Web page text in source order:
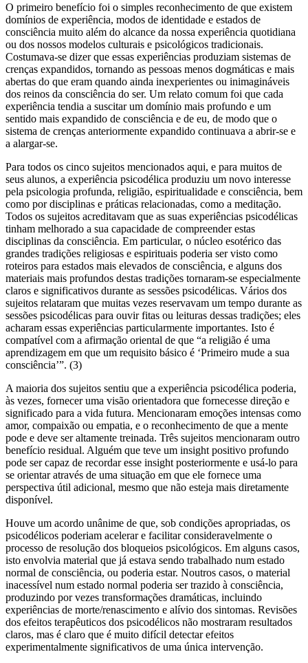
O primeiro benefício foi o simples reconhecimento de que existem
domínios de experiência, modos de identidade e estados de
consciência muito além do alcance da nossa experiência quotidiana
ou dos nossos modelos culturais e psicológicos tradicionais.
Costumava-se dizer que essas experiências produziam sistemas de
crenças expandidos, tornando as pessoas menos dogmáticas e mais
abertas do que eram quando ainda inexperientes ou inimagináveis
dos reinos da consciência do ser. Um relato comum foi que cada
experiência tendia a suscitar um domínio mais profundo e um
sentido mais expandido de consciência e de eu, de modo que o
sistema de crenças anteriormente expandido continuava a abrir-se e
a alargar-se.
Para todos os cinco sujeitos mencionados aqui, e para muitos de
seus alunos, a experiência psicodélica produziu um novo interesse
pela psicologia profunda, religião, espiritualidade e consciência, bem
como por disciplinas e práticas relacionadas, como a meditação.
Todos os sujeitos acreditavam que as suas experiências psicodélicas
tinham melhorado a sua capacidade de compreender estas
disciplinas da consciência. Em particular, o núcleo esotérico das
grandes tradições religiosas e espirituais poderia ser visto como
roteiros para estados mais elevados de consciência, e alguns dos
materiais mais profundos destas tradições tornaram-se especialmente
claros e significativos durante as sessões psicodélicas. Vários dos
sujeitos relataram que muitas vezes reservavam um tempo durante as
sessões psicodélicas para ouvir fitas ou leituras dessas tradições; eles
acharam essas experiências particularmente importantes. Isto é
compatível com a afirmação oriental de que “a religião é uma
aprendizagem em que um requisito básico é ‘Primeiro mude a sua
consciência’”. (3)
A maioria dos sujeitos sentiu que a experiência psicodélica poderia,
às vezes, fornecer uma visão orientadora que fornecesse direção e
significado para a vida futura. Mencionaram emoções intensas como
amor, compaixão ou empatia, e o reconhecimento de que a mente
pode e deve ser altamente treinada. Três sujeitos mencionaram outro
benefício residual. Alguém que teve um insight positivo profundo
pode ser capaz de recordar esse insight posteriormente e usá-lo para
se orientar através de uma situação em que ele fornece uma
perspectiva útil adicional, mesmo que não esteja mais diretamente
disponível.
Houve um acordo unânime de que, sob condições apropriadas, os
psicodélicos poderiam acelerar e facilitar consideravelmente o
processo de resolução dos bloqueios psicológicos. Em alguns casos,
isto envolvia material que já estava sendo trabalhado num estado
normal de consciência, ou poderia estar. Noutros casos, o material
inacessível num estado normal poderia ser trazido à consciência,
produzindo por vezes transformações dramáticas, incluindo
experiências de morte/renascimento e alívio dos sintomas. Revisões
dos efeitos terapêuticos dos psicodélicos não mostraram resultados
claros, mas é claro que é muito difícil detectar efeitos
experimentalmente significativos de uma única intervenção.